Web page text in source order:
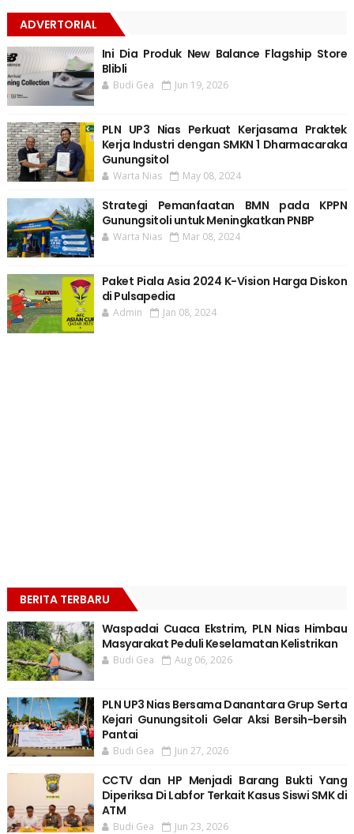
ADVERTORIAL
Ini Dia Produk New Balance Flagship Store
Blibli
Budi Gea Jun 19, 2026
PLN UP3 Nias Perkuat Kerjasama Praktek
Kerja Industri dengan SMKN 1 Dharmacaraka
Gunungsitol
Warta Nias May 08, 2024
Strategi Pemanfaatan BMN pada KPPN
Gunungsitoli untuk Meningkatkan PNBP
Warta Nias Mar 08, 2024
Paket Piala Asia 2024 K-Vision Harga Diskon
di Pulsapedia
Admin Jan 08, 2024
BERITA TERBARU
Waspadai Cuaca Ekstrim, PLN Nias Himbau
Masyarakat Peduli Keselamatan Kelistrikan
Budi Gea Aug 06, 2026
PLN UP3 Nias Bersama Danantara Grup Serta
Kejari Gunungsitoli Gelar Aksi Bersih-bersih
Pantai
Budi Gea Jun 27, 2026
CCTV dan HP Menjadi Barang Bukti Yang
Diperiksa Di Labfor Terkait Kasus Siswi SMK di
ATM
Budi Gea Jun 23, 2026